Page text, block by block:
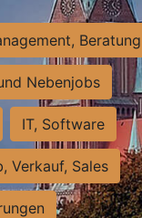
Beratung
Nebenjobs
IT, Software
Verkauf, Sales